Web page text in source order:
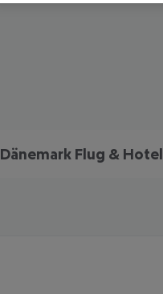
Dänemark Flug & Hotel